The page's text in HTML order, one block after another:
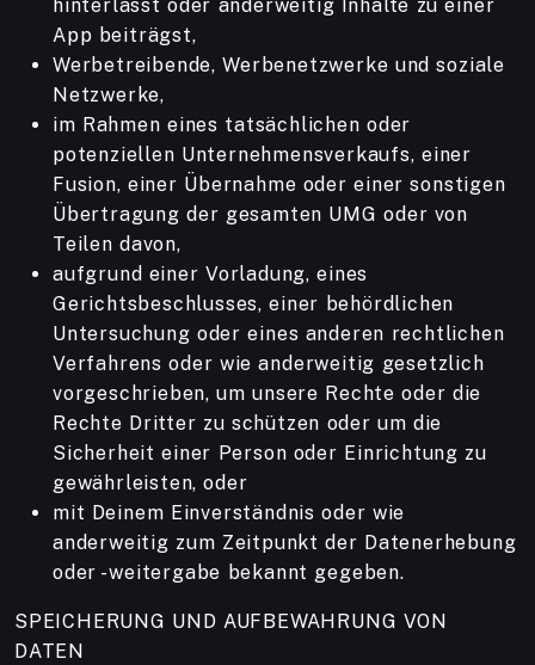
hinterlässt oder anderweitig Inhalte zu einer
App beiträgst,
Werbetreibende, Werbenetzwerke und soziale
Netzwerke,
im Rahmen eines tatsächlichen oder
potenziellen Unternehmensverkaufs, einer
Fusion, einer Übernahme oder einer sonstigen
Übertragung der gesamten UMG oder von
Teilen davon,
aufgrund einer Vorladung, eines
Gerichtsbeschlusses, einer behördlichen
Untersuchung oder eines anderen rechtlichen
Verfahrens oder wie anderweitig gesetzlich
vorgeschrieben, um unsere Rechte oder die
Rechte Dritter zu schützen oder um die
Sicherheit einer Person oder Einrichtung zu
gewährleisten, oder
mit Deinem Einverständnis oder wie
anderweitig zum Zeitpunkt der Datenerhebung
oder -weitergabe bekannt gegeben.
SPEICHERUNG UND AUFBEWAHRUNG VON
DATEN